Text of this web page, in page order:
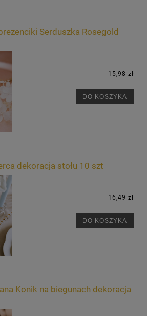
Serduszka Rosegold
15,98 zł
DO KOSZYKA
dekoracja stołu 10 szt
16,49 zł
DO KOSZYKA
Konik na biegunach dekoracja